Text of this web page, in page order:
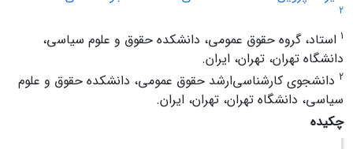
2
1 استاد، گروه حقوق عمومی، دانشکده حقوق و علوم سیاسی،
دانشگاه تهران، تهران، ایران.
2 دانشجوی کارشناسی‌ارشد حقوق عمومی، دانشکده حقوق و علوم
سیاسی، دانشگاه تهران، تهران، ایران.
چکیده